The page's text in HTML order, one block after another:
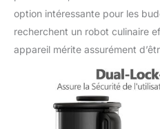
option intéressante pour les
recherchent un robot culinaire
appareil mérite assurément